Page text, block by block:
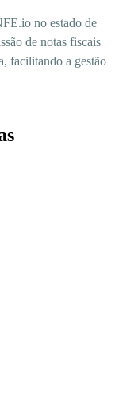
no estado de
de notas fiscais
facilitando a gestão